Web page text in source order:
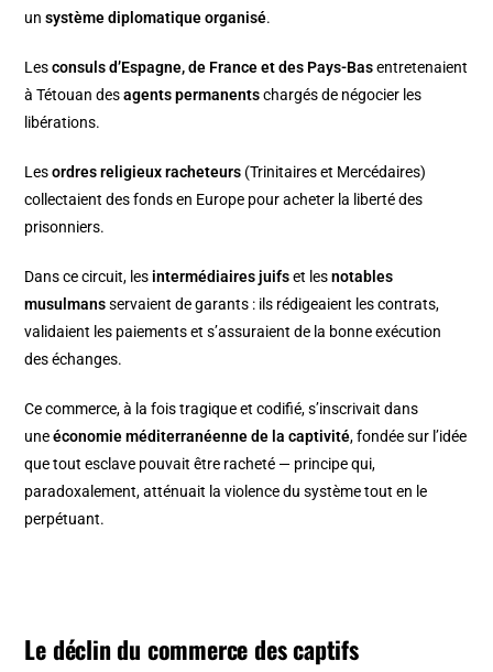
unsystème diplomatique organisé.
Lesconsuls d’Espagne, de France et des Pays-Basentretenaient
à Tétouan desagents permanentschargés de négocier les
libérations.
Lesordres religieux racheteurs (Trinitaires et Mercédaires)
collectaient des fonds en Europe pour acheter la liberté des
prisonniers.
Dans ce circuit, les intermédiaires juifset lesnotables
musulmansservaient de garants : ils rédigeaient les contrats,
validaient les paiements et s’assuraient de la bonne exécution
des échanges.
Ce commerce, à la fois tragique et codifié, s’inscrivait dans
uneéconomie méditerranéenne de la captivité, fondée sur l’idée
que tout esclave pouvait être racheté — principe qui,
paradoxalement, atténuait la violence du système tout en le
perpétuant.
Le déclin du commerce des captifs